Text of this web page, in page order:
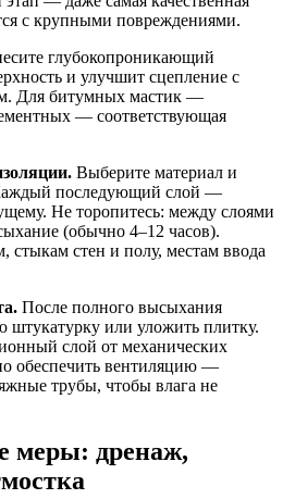
с крупными повреждениями.
глубокопроникающий
и улучшит сцепление с
Для битумных мастик —
— соответствующая
Выберите материал и
последующий слой —
Не торопитесь: между слоями
(обычно 4–12 часов).
стен и полу, местам ввода
После полного высыхания
или уложить плитку.
слой от механических
обеспечить вентиляцию —
трубы, чтобы влага не
меры: дренаж,